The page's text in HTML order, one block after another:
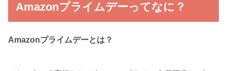
Amazonプライムデーってなに？
Amazonプライムデーとは？